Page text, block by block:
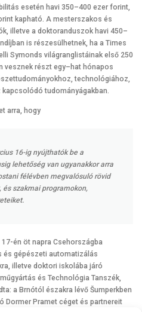
esetén havi 350–400 ezer forint,
kapható. A mesterszakos és
illetve a doktoranduszok havi 450–
is részesülhetnek, ha a Times
Symonds világranglistáinak első 250
vesznek részt egy–hat hónapos
technológiához,
tudományágakban.
arra, hogy
16-ig nyújthatók be a
lehetőség van ugyanakkor arra
félévben megvalósuló rövid
szakmai programokon,
én öt napra Csehországba
és gépészeti automatizálás
illetve doktori iskolába járó
és Technológia Tanszék,
a Brnótól északra lévő Šumperkben
Dormer Pramet céget és partnereit